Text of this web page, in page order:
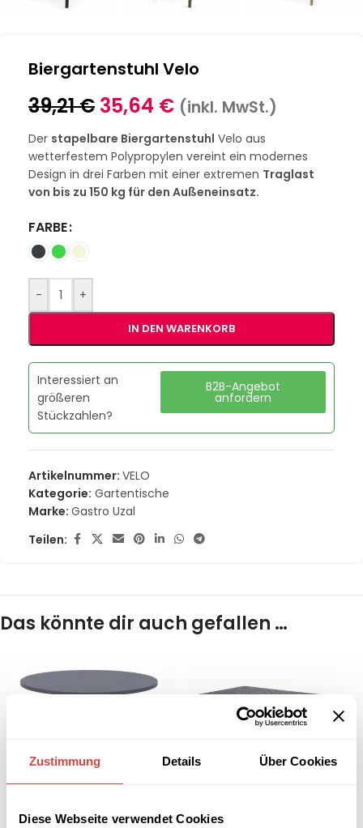
Zustimmung Details Über Cookies
Diese Webseite verwendet Cookies
Biergartenstuhl Velo
39,21€ 35,64 € (inkl. MwSt.)
Der stapelbare Biergartenstuhl Velo aus
wetterfestem Polypropylen vereint ein modernes
Design in drei Farben mit einer extremen Traglast
von bis zu 150 kg für den Außeneinsatz.
FARBE
- +
IN DEN WARENKORB
Interessiert an
größeren
Stückzahlen?
B2B-Angebot
anfordern
Artikelnummer: VELO
Kategorie: Gartentische
Marke: Gastro Uzal
Teilen:
Das könnte dir auch gefallen …